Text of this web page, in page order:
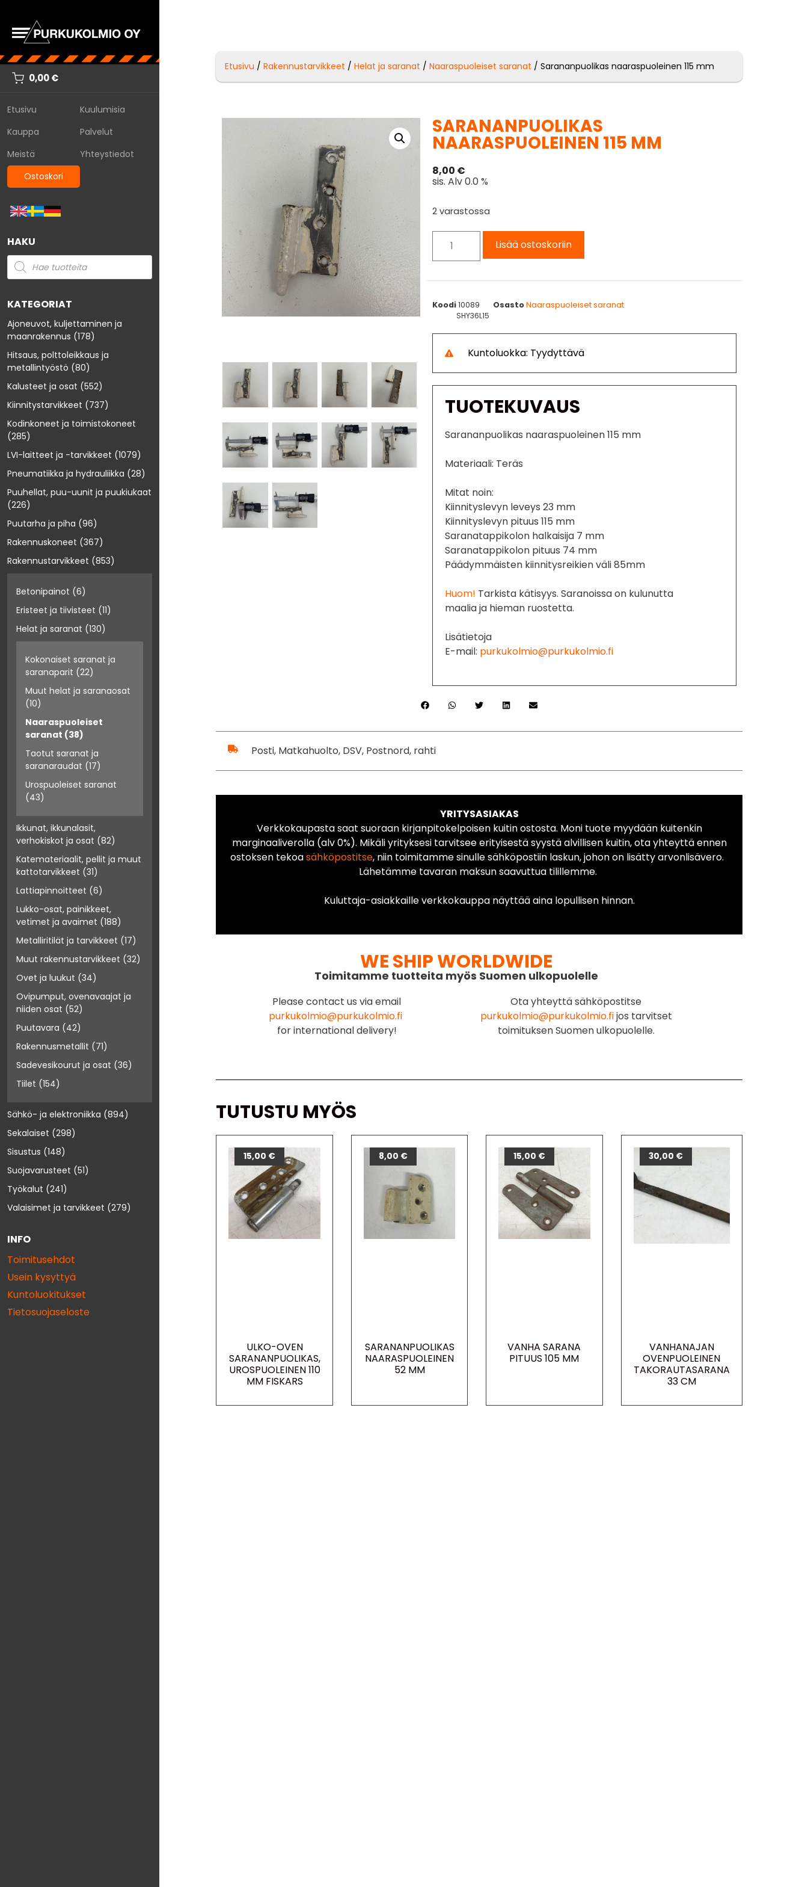
0,00€
Etusivu
Kuulumisia
Kauppa
Palvelut
Meistä
Yhteystiedot
Ostoskori
HAKU
KATEGORIAT
Ajoneuvot, kuljettaminen ja
maanrakennus (178)
Hitsaus, polttoleikkaus ja
metallintyöstö (80)
Kalusteet ja osat (552)
Kiinnitystarvikkeet (737)
Kodinkoneet ja toimistokoneet
(285)
LVI-laitteet ja -tarvikkeet (1079)
Pneumatiikka ja hydrauliikka (28)
Puuhellat, puu-uunit ja puukiukaat
(226)
Puutarha ja piha (96)
Rakennuskoneet (367)
Rakennustarvikkeet (853)
Betonipainot (6)
Eristeet ja tiivisteet (11)
Helat ja saranat (130)
Kokonaiset saranat ja
saranaparit (22)
Muut helat ja saranaosat
(10)
Naaraspuoleiset
saranat (38)
Taotut saranat ja
saranaraudat (17)
Urospuoleiset saranat
(43)
Ikkunat, ikkunalasit,
verhokiskot ja osat (82)
Katemateriaalit, pellit ja muut
kattotarvikkeet (31)
Lattiapinnoitteet (6)
Lukko-osat, painikkeet,
vetimet ja avaimet (188)
Metalliritilät ja tarvikkeet (17)
Muut rakennustarvikkeet (32)
Ovet ja luukut (34)
Ovipumput, ovenavaajat ja
niiden osat (52)
Puutavara (42)
Rakennusmetallit (71)
Sadevesikourut ja osat (36)
Tiilet (154)
Sähkö- ja elektroniikka (894)
Sekalaiset (298)
Sisustus (148)
Suojavarusteet (51)
Työkalut (241)
Valaisimet ja tarvikkeet (279)
INFO
Toimitusehdot
Usein kysyttyä
Kuntoluokitukset
Tietosuojaseloste
Etusivu /Rakennustarvikkeet /Helat ja saranat /Naaraspuoleiset saranat / Sarananpuolikas naaraspuoleinen 115 mm
SARANANPUOLIKAS
NAARASPUOLEINEN 115 MM
8,00 €
sis. Alv 0.0 %
2 varastossa
Lisää ostoskoriin
Koodi10089 Osasto Naaraspuoleiset saranat
SHY36L15
Kuntoluokka: Tyydyttävä
TUOTEKUVAUS
Sarananpuolikas naaraspuoleinen 115 mm
Materiaali: Teräs
Mitat noin:
Kiinnityslevyn leveys 23 mm
Kiinnityslevyn pituus 115 mm
Saranatappikolon halkaisija 7 mm
Saranatappikolon pituus 74 mm
Päädymmäisten kiinnitysreikien väli 85mm
Huom! Tarkista kätisyys. Saranoissa on kulunutta
maalia ja hieman ruostetta.
Lisätietoja
E-mail: purkukolmio@purkukolmio.fi
Posti, Matkahuolto, DSV, Postnord, rahti
YRITYSASIAKAS
Verkkokaupasta saat suoraan kirjanpitokelpoisen kuitin ostosta. Moni tuote myydään kuitenkin
marginaaliverolla (alv 0%). Mikäli yrityksesi tarvitsee erityisestä syystä alvillisen kuitin, ota yhteyttä ennen
ostoksen tekoasähköpostitse, niin toimitamme sinulle sähköpostiin laskun, johon on lisätty arvonlisävero.
Lähetämme tavaran maksun saavuttua tilillemme.
Kuluttaja-asiakkaille verkkokauppa näyttää aina lopullisen hinnan.
WE SHIP WORLDWIDE
Toimitamme tuotteita myös Suomen ulkopuolelle
Please contact us via email
purkukolmio@purkukolmio.fi
for international delivery!
Ota yhteyttä sähköpostitse
purkukolmio@purkukolmio.fijos tarvitset
toimituksen Suomen ulkopuolelle.
TUTUSTU MYÖS
ULKO-OVEN
SARANANPUOLIKAS,
UROSPUOLEINEN 110
MM FISKARS
15,00 €
SARANANPUOLIKAS
NAARASPUOLEINEN
52 MM
8,00 €
VANHA SARANA
PITUUS 105 MM
15,00 €
VANHANAJAN
OVENPUOLEINEN
TAKORAUTASARANA
33 CM
30,00 €